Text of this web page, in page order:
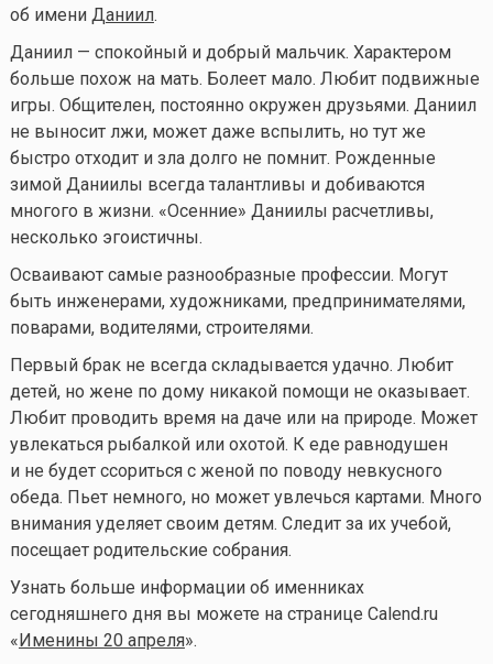
об имени Даниил.
Даниил — спокойный и добрый мальчик. Характером
больше похож на мать. Болеет мало. Любит подвижные
игры. Общителен, постоянно окружен друзьями. Даниил
не выносит лжи, может даже вспылить, но тут же
быстро отходит и зла долго не помнит. Рожденные
зимой Даниилы всегда талантливы и добиваются
многого в жизни. «Осенние» Даниилы расчетливы,
несколько эгоистичны.
Осваивают самые разнообразные профессии. Могут
быть инженерами, художниками, предпринимателями,
поварами, водителями, строителями.
Первый брак не всегда складывается удачно. Любит
детей, но жене по дому никакой помощи не оказывает.
Любит проводить время на даче или на природе. Может
увлекаться рыбалкой или охотой. К еде равнодушен
и не будет ссориться с женой по поводу невкусного
обеда. Пьет немного, но может увлечься картами. Много
внимания уделяет своим детям. Следит за их учебой,
посещает родительские собрания.
Узнать больше информации об именниках
сегодняшнего дня вы можете на странице Calend.ru
«Именины 20 апреля».